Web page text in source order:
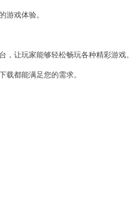
戏体验。
让玩家能够轻松畅玩各种精彩游戏。
都能满足您的需求。